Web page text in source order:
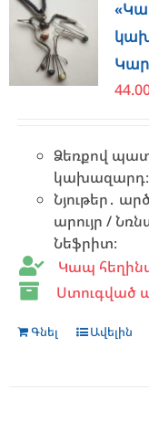
Ձեռքով
կախազարդ։
Նյութեր․
արույր /
Նեֆրիտ։
Կապ
Ստուգված
Գնել Ավելին